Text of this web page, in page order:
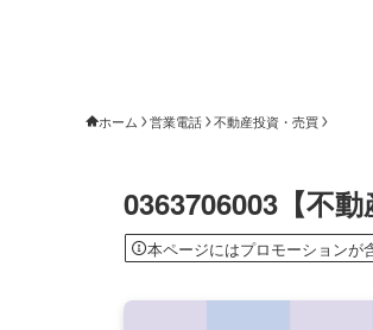
ホーム 営業電話 不動産投資・売買
0363706003【不
本ページにはプロモーションが